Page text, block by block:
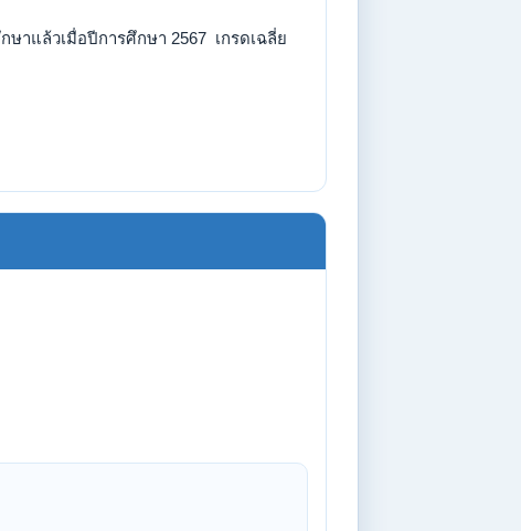
าแล้วเมื่อปีการศึกษา 2567 เกรดเฉลี่ย